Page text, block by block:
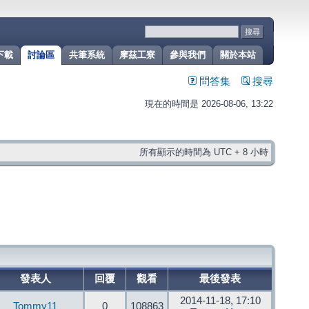
關於本站
參與我們
摩茲工寮
共筆系統
討論區
載
問答集 搜尋
現在的時間是 2026-08-06, 13:22
所有顯示的時間為 UTC + 8 小時
發表人 回覆 觀看 最後發表
Tommy11 0 108863
2014-11-18, 17:10